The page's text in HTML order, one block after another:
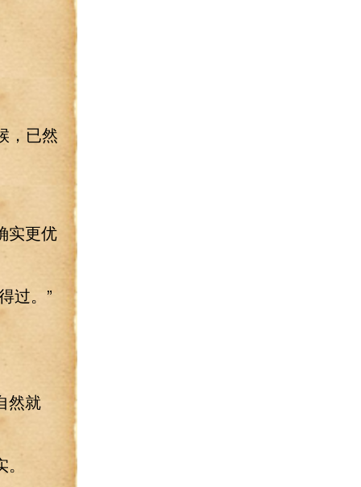
，已然
实更优
过。”
然就